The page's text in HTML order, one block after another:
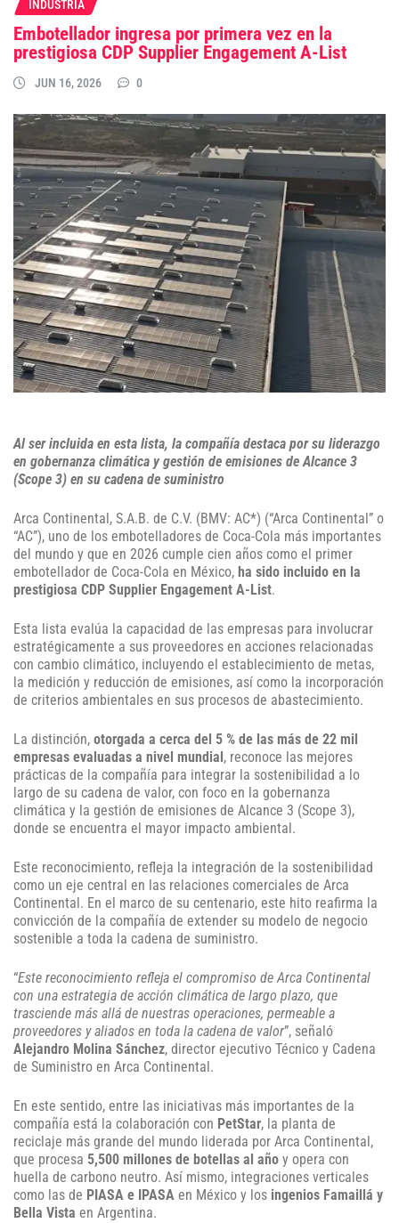
INDUSTRIA
Embotellador ingresa por primera vez en la
prestigiosa CDP Supplier Engagement A-List
JUN 16, 2026 0
Al ser incluida en esta lista, la compañía destaca por su liderazgo
en gobernanza climática y gestión de emisiones de Alcance 3
(Scope 3) en su cadena de suministro
Arca Continental, S.A.B. de C.V. (BMV: AC*) (“Arca Continental” o
“AC”), uno de los embotelladores de Coca-Cola más importantes
del mundo y que en 2026 cumple cien años como el primer
embotellador de Coca-Cola en México, ha sido incluido en la
prestigiosa CDP Supplier Engagement A-List.
Esta lista evalúa la capacidad de las empresas para involucrar
estratégicamente a sus proveedores en acciones relacionadas
con cambio climático, incluyendo el establecimiento de metas,
la medición y reducción de emisiones, así como la incorporación
de criterios ambientales en sus procesos de abastecimiento.
La distinción, otorgada a cerca del 5 % de las más de 22 mil
empresas evaluadas a nivel mundial, reconoce las mejores
prácticas de la compañía para integrar la sostenibilidad a lo
largo de su cadena de valor, con foco en la gobernanza
climática y la gestión de emisiones de Alcance 3 (Scope 3),
donde se encuentra el mayor impacto ambiental.
Este reconocimiento, refleja la integración de la sostenibilidad
como un eje central en las relaciones comerciales de Arca
Continental. En el marco de su centenario, este hito reafirma la
convicción de la compañía de extender su modelo de negocio
sostenible a toda la cadena de suministro.
“Este reconocimiento refleja el compromiso de Arca Continental
con una estrategia de acción climática de largo plazo, que
trasciende más allá de nuestras operaciones, permeable a
proveedores y aliados en toda la cadena de valor”, señaló
Alejandro Molina Sánchez, director ejecutivo Técnico y Cadena
de Suministro en Arca Continental.
En este sentido, entre las iniciativas más importantes de la
compañía está la colaboración con PetStar, la planta de
reciclaje más grande del mundo liderada por Arca Continental,
que procesa 5,500 millones de botellas al año y opera con
huella de carbono neutro. Así mismo, integraciones verticales
como las de PIASA e IPASA en México y los ingenios Famaillá y
Bella Vista en Argentina.